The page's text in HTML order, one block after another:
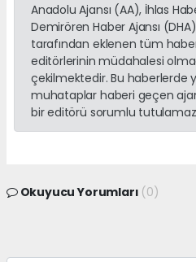
Anadolu Ajansı (AA), İhlas
Demirören Haber Ajansı
tarafından eklenen tüm
editörlerinin müdahalesi
çekilmektedir. Bu haberlerde
muhataplar haberi geçen
bir editörü sorumlu
Okuyucu Yorumları (0)